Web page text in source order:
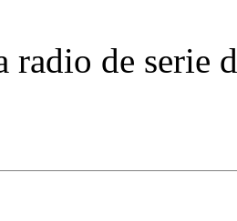
de serie